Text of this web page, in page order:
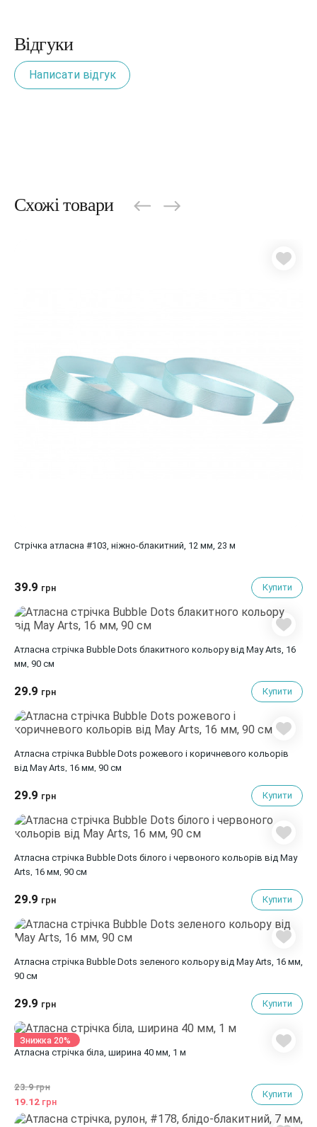
Відгуки
Написати відгук
Схожі товари
Стрічка атласна #103, ніжно-блакитний, 12 мм, 23 м
39.9 грн Купити
Атласна стрічка Bubble Dots блакитного кольору від May Arts, 16
мм, 90 cм
29.9 грн Купити
Атласна стрічка Bubble Dots рожевого і коричневого кольорів
від May Arts, 16 мм, 90 cм
29.9 грн Купити
Атласна стрічка Bubble Dots білого і червоного кольорів від May
Arts, 16 мм, 90 cм
29.9 грн Купити
Атласна стрічка Bubble Dots зеленого кольору від May Arts, 16 мм,
90 cм
29.9 грн Купити
Атласна стрічка біла, ширина 40 мм, 1 м
23.9грн
19.12 грн
Купити
Знижка 20%